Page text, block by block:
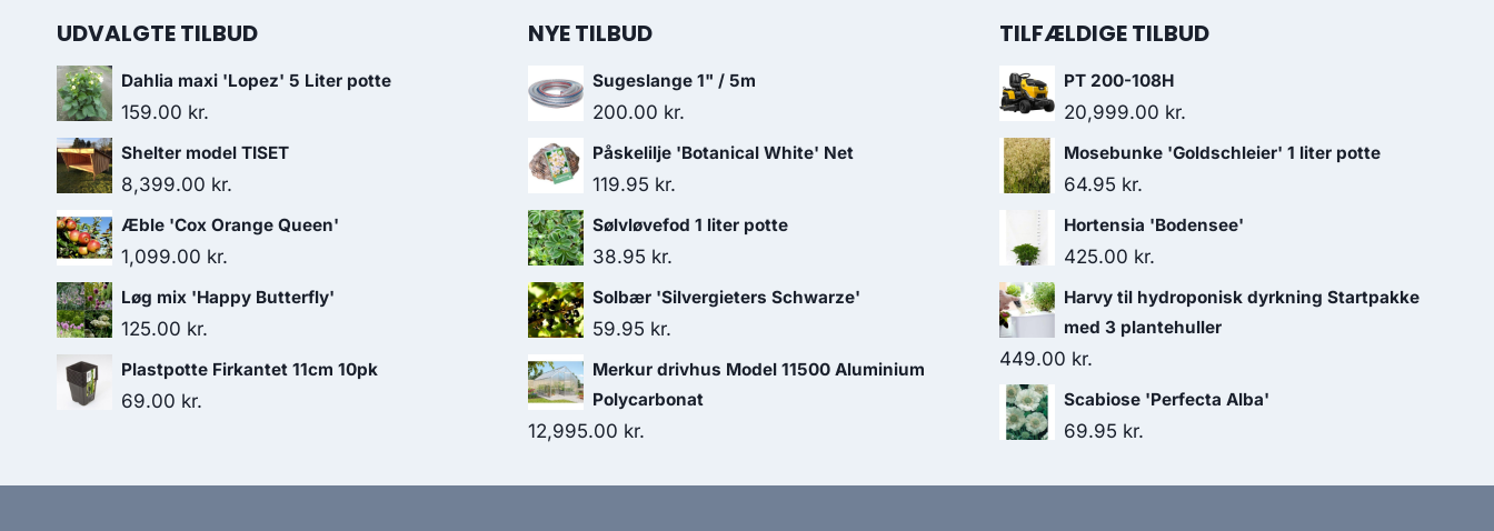
UDVALGTE TILBUD
Dahlia maxi 'Lopez' 5 Liter potte
159.00 kr.
Shelter model TISET
8,399.00 kr.
Æble 'Cox Orange Queen'
1,099.00 kr.
Løg mix 'Happy Butterfly'
125.00 kr.
Plastpotte Firkantet 11cm 10pk
69.00 kr.
NYE TILBUD
Sugeslange 1" / 5m
200.00 kr.
Påskelilje 'Botanical White' Net
119.95 kr.
Sølvløvefod 1 liter potte
38.95 kr.
Solbær 'Silvergieters Schwarze'
59.95 kr.
Merkur drivhus Model 11500 Aluminium
Polycarbonat
12,995.00 kr.
TILFÆLDIGE TILBUD
PT 200-108H
20,999.00 kr.
Mosebunke 'Goldschleier' 1 liter potte
64.95 kr.
Hortensia 'Bodensee'
425.00 kr.
Harvy til hydroponisk dyrkning Startpakke
med 3 plantehuller
449.00 kr.
Scabiose 'Perfecta Alba'
69.95 kr.